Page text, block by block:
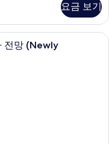
요금 보기
금고, 암막 커튼, 다리미/다리
전망 (Newly